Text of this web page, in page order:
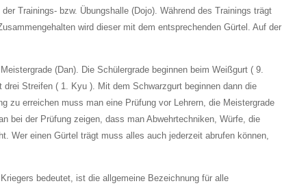
Trainings- bzw. Übungshalle (Dojo). Während des Trainings trägt
wird dieser mit dem entsprechenden Gürtel. Auf der
(Dan). Die Schülergrade beginnen beim Weißgurt ( 9.
Streifen ( 1. Kyu ). Mit dem Schwarzgurt beginnen dann die
zu erreichen muss man eine Prüfung vor Lehrern, die Meistergrade
bei der Prüfung zeigen, dass man Abwehrtechniken, Würfe, die
Wer einen Gürtel trägt muss alles auch jederzeit abrufen können,
bedeutet, ist die allgemeine Bezeichnung für alle